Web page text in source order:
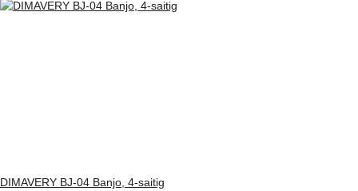
DIMAVERY BJ-04 Banjo, 4-saitig